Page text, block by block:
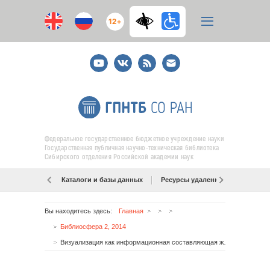
12+
YoutubeВКонтакте
RSS
E-
mail
подписка
Федеральное государственное бюджетное учреждение науки
Государственная публичная научно-техническая библиотека
Сибирского отделения Российской академии наук
Каталоги и базы данных Ресурсы удаленного доступа
Вы находитесь здесь: Главная
Библиосфера 2, 2014